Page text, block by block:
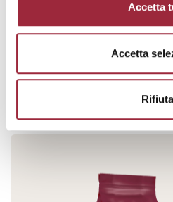
Accetta
Accetta
Rifiuta
Linea grani
Miscele pregiate
settore, da